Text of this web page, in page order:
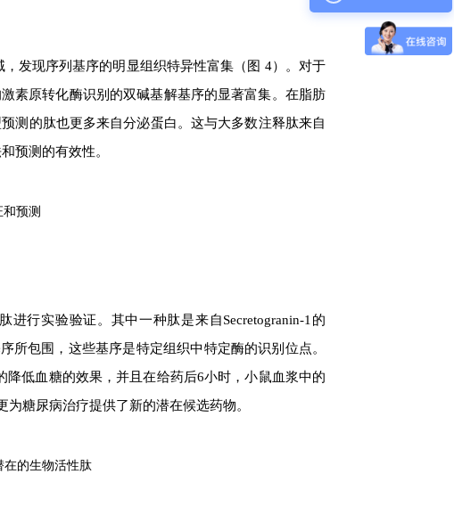
发现序列基序的明显组织特异性富集（图 4）。对于
素原转化酶识别的双碱基解基序的显著富集。在脂肪
测的肽也更多来自分泌蛋白。这与大多数注释肽来自
预测的有效性。
预测
行实验验证。其中一种肽是来自Secretogranin-1的
所包围，这些基序是特定组织中特定酶的识别位点。
低血糖的效果，并且在给药后6小时，小鼠血浆中的
糖尿病治疗提供了新的潜在候选药物。
在的生物活性肽